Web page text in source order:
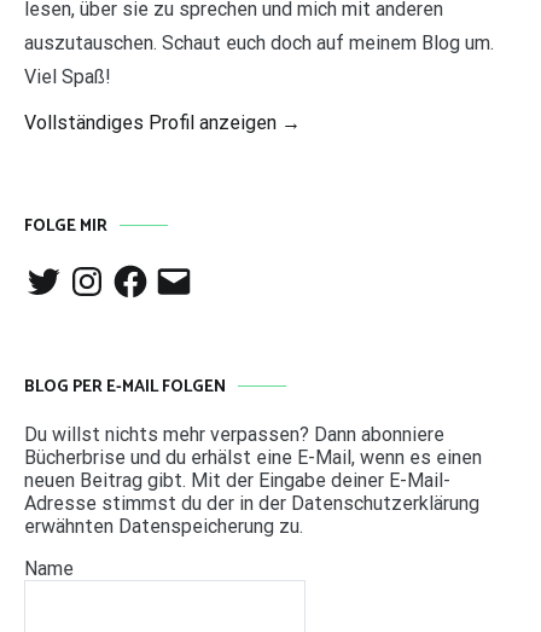
lesen, über sie zu sprechen und mich mit anderen
auszutauschen. Schaut euch doch auf meinem Blog um.
Viel Spaß!
Vollständiges Profil anzeigen →
FOLGE MIR
TwitterInstagramFacebook
E-
Mail
BLOG PER E-MAIL FOLGEN
Du willst nichts mehr verpassen? Dann abonniere
Bücherbrise und du erhälst eine E-Mail, wenn es einen
neuen Beitrag gibt. Mit der Eingabe deiner E-Mail-
Adresse stimmst du der in der Datenschutzerklärung
erwähnten Datenspeicherung zu.
Name